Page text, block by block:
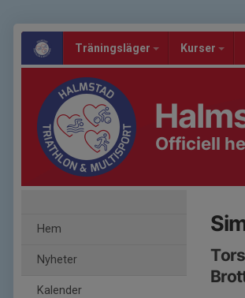
Träningsläger Kurser
Officiell
Hem
Nyheter
Kalender